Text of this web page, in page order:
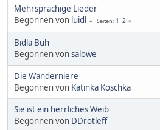
Mehrsprachige Lieder
Begonnen von luidl Seiten 1 2
Bidla Buh
Begonnen vonsalowe
Die Wanderniere
Begonnen von Katinka Koschka
Sie ist ein herrliches Weib
Begonnen von DDrotleff